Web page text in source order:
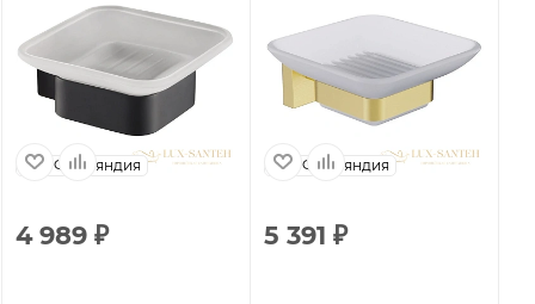
Финляндия
4 989 ₽
Финляндия
5 391 ₽